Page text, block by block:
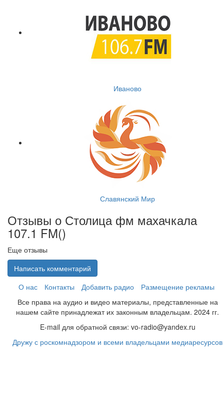
Иваново
Славянский Мир
Отзывы о Столица фм махачкала
107.1 FM()
Еще отзывы
Написать комментарий
О нас
Контакты Добавить радио
Размещение рекламы
Все права на аудио и видео материалы, представленные на
нашем сайте принадлежат их законным владельцам. 2024 гг.
E-mail для обратной связи: vo-radio@yandex.ru
Дружу с роскомнадзором и всеми владельцами медиаресурсов